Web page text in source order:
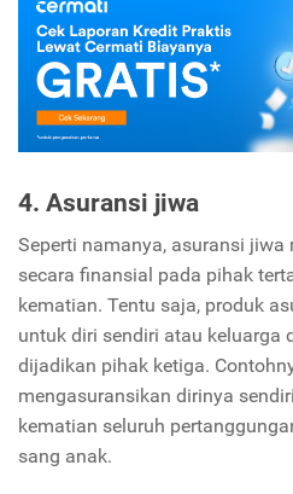
4. Asuransi jiwa
Seperti namanya, asuransi jiwa
secara finansial pada pihak
kematian. Tentu saja, produk
untuk diri sendiri atau keluarga
dijadikan pihak ketiga.
mengasuransikan dirinya
kematian seluruh
sang anak.